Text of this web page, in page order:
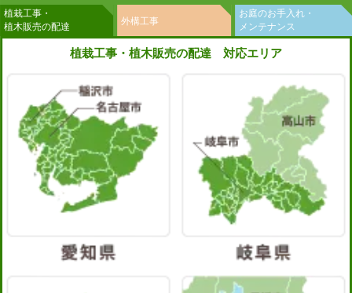
植栽工事・
植木販売の配達 外構工事
お庭のお手入れ・
メンテナンス
植栽工事・植木販売の配達 対応エリア